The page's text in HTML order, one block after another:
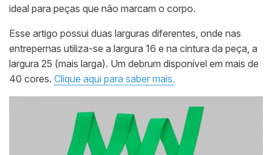
ideal para peças que não marcam o corpo.
Esse artigo possui duas larguras diferentes, onde nas
entrepernas utiliza-se a largura 16 e na cintura da peça, a
largura 25 (mais larga). Um debrum disponível em mais de
40 cores. Clique aqui para saber mais.